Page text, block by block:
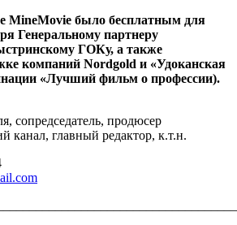
MineMovie было бесплатным для
Генеральному партнеру
ГОКу, а также
компаний Nordgold и «Удоканская
«Лучший фильм о профессии).
сопредседатель, продюсер
канал, главный редактор, к.т.н.